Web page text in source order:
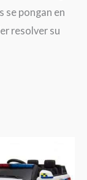
se pongan en
resolver su